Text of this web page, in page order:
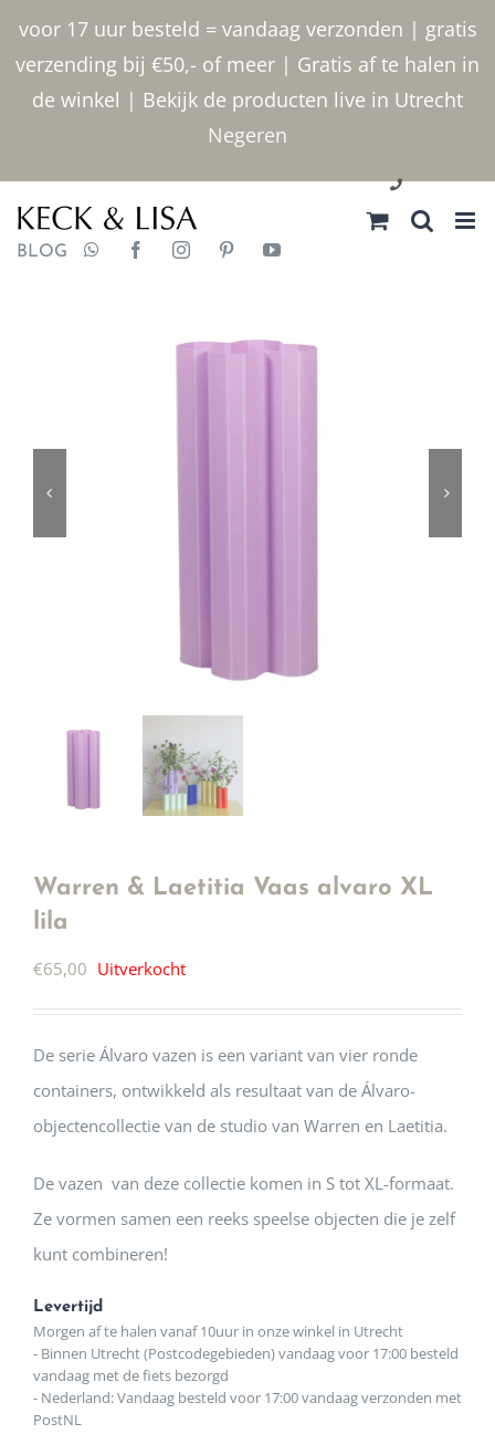
voor 17 uur besteld = vandaag verzonden | gratis
verzending bij €50,- of meer | Gratis af te halen in
de winkel | Bekijk de producten live in Utrecht
Negeren
inhoud
030 2400000
BLOG
Warren & Laetitia Vaas alvaro XL
lila
€65,00 Uitverkocht
De serie Álvaro vazen ​​is een variant van vier ronde
containers, ontwikkeld als resultaat van de Álvaro-
objectencollectie van de studio van Warren en Laetitia.
De vazen ​ van deze collectie komen in S tot XL-formaat.
Ze vormen samen een reeks speelse objecten die je zelf
kunt combineren!
Levertijd
Morgen af te halen vanaf 10uur in onze winkel in Utrecht
- Binnen Utrecht (Postcodegebieden) vandaag voor 17:00 besteld
vandaag met de fiets bezorgd
- Nederland: Vandaag besteld voor 17:00 vandaag verzonden met
PostNL